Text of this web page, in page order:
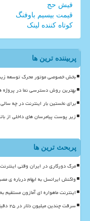
فیش حج
قیمت بیسیم باوفنگ
کوتاه کننده لینک
پربیننده ترین ها
بخش خصوصی موتور محرک توسعه
بهترین روش دسترسی نما در پروژه
برای نخستین بار اینترنت در چه
زیر پوست پیامرسان های داخلی از
پربحث ترین ها
مرگ دورکاری در ایران وقتی
واکنش ایرانسل به ابهام درباره ی
اینترنت ماهواره ای آمازون مستقیم
سرقت چندین میلیون دلار در ۲۵ دقیقه